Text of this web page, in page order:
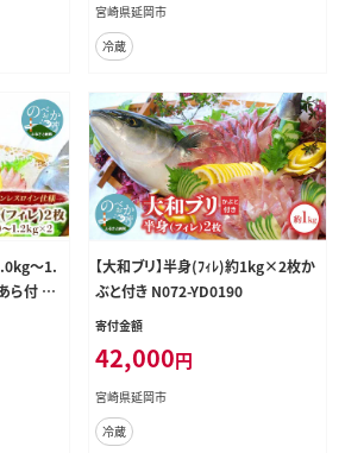
宮崎県延岡市
冷蔵
～1.
ら付 N0
【大和ブリ】半身(ﾌｨﾚ)約1kg×2枚か
ぶと付き N072-YD0190
寄付金額
42,000円
宮崎県延岡市
冷蔵